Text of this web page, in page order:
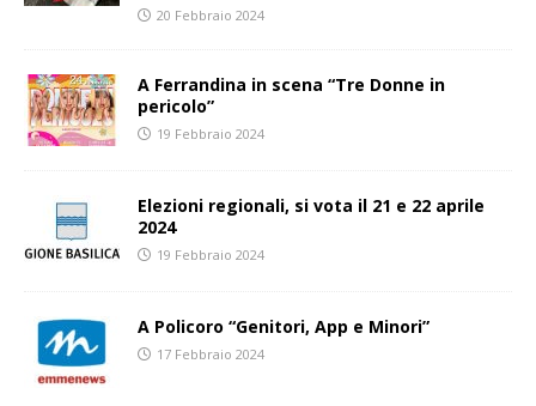
20 Febbraio 2024
A Ferrandina in scena “Tre Donne in
pericolo”
19 Febbraio 2024
Elezioni regionali, si vota il 21 e 22 aprile
2024
19 Febbraio 2024
A Policoro “Genitori, App e Minori”
17 Febbraio 2024